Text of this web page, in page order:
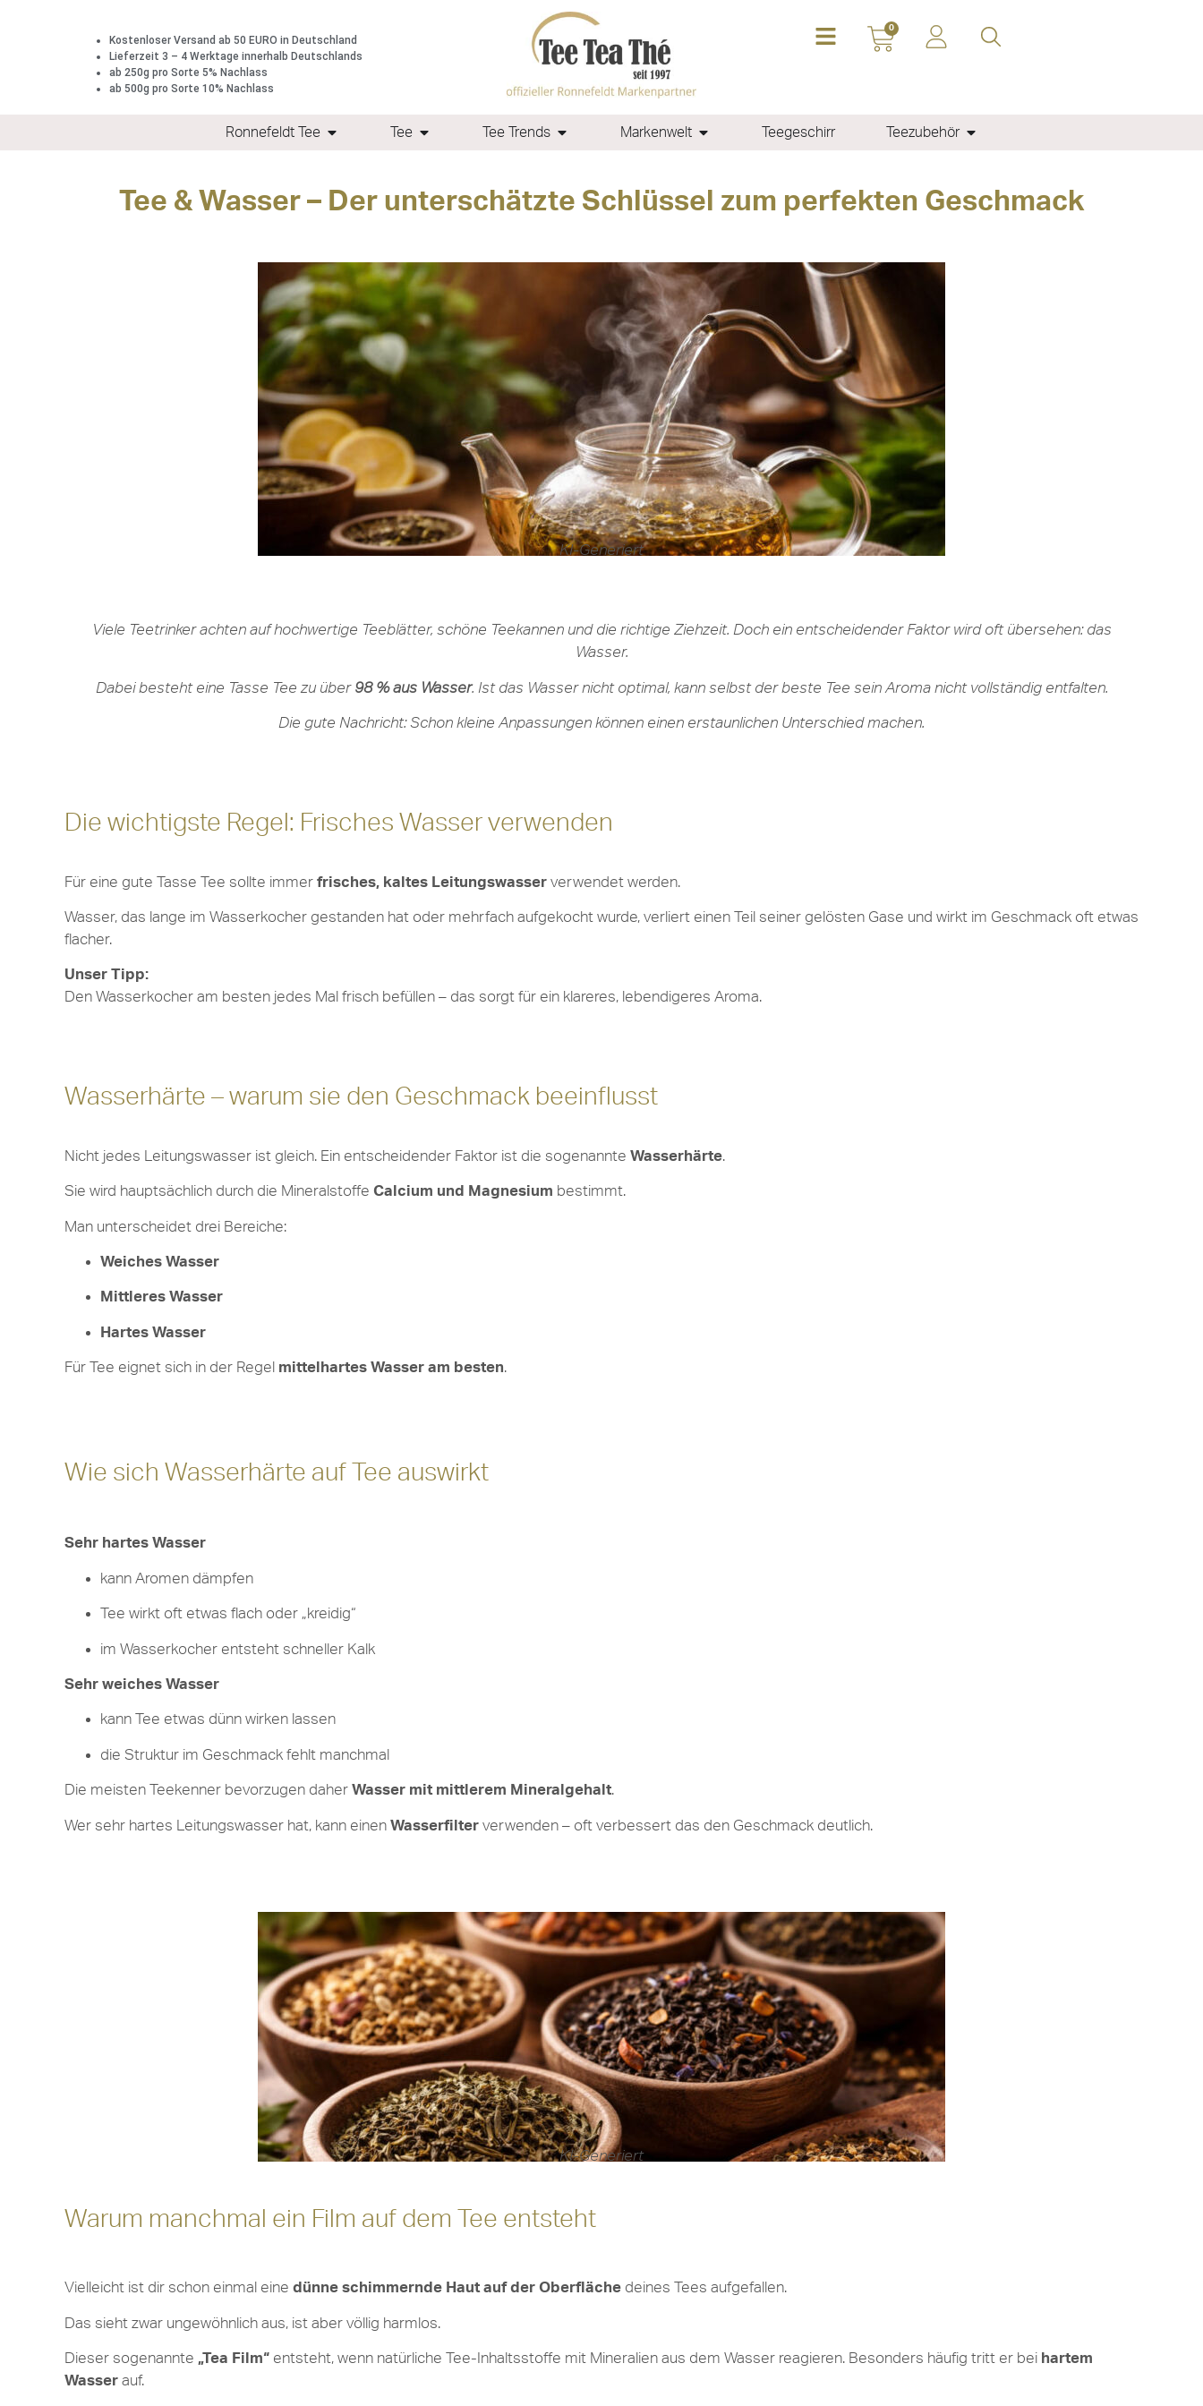
Kostenloser Versand ab 50 EURO in Deutschland
Lieferzeit 3 – 4 Werktage innerhalb Deutschlands
ab 250g pro Sorte 5% Nachlass
ab 500g pro Sorte 10% Nachlass
0
Ronnefeldt Tee Tee Tee Trends Markenwelt Teegeschirr Teezubehör
Tee & Wasser – Der unterschätzte Schlüssel zum perfekten Geschmack
KI-Generiert
Viele Teetrinker achten auf hochwertige Teeblätter, schöne Teekannen und die richtige Ziehzeit. Doch ein entscheidender Faktor wird oft übersehen: das
Wasser.
Dabei besteht eine Tasse Tee zu über 98 % aus Wasser. Ist das Wasser nicht optimal, kann selbst der beste Tee sein Aroma nicht vollständig entfalten.
Die gute Nachricht: Schon kleine Anpassungen können einen erstaunlichen Unterschied machen.
Die wichtigste Regel: Frisches Wasser verwenden
Für eine gute Tasse Tee sollte immer frisches, kaltes Leitungswasser verwendet werden.
Wasser, das lange im Wasserkocher gestanden hat oder mehrfach aufgekocht wurde, verliert einen Teil seiner gelösten Gase und wirkt im Geschmack oft etwas
flacher.
Unser Tipp:
Den Wasserkocher am besten jedes Mal frisch befüllen – das sorgt für ein klareres, lebendigeres Aroma.
Wasserhärte – warum sie den Geschmack beeinflusst
Nicht jedes Leitungswasser ist gleich. Ein entscheidender Faktor ist die sogenannte Wasserhärte.
Sie wird hauptsächlich durch die Mineralstoffe Calcium und Magnesium bestimmt.
Man unterscheidet drei Bereiche:
Weiches Wasser
Mittleres Wasser
Hartes Wasser
Für Tee eignet sich in der Regel mittelhartes Wasser am besten.
Wie sich Wasserhärte auf Tee auswirkt
Sehr hartes Wasser
kann Aromen dämpfen
Tee wirkt oft etwas flach oder „kreidig“
im Wasserkocher entsteht schneller Kalk
Sehr weiches Wasser
kann Tee etwas dünn wirken lassen
die Struktur im Geschmack fehlt manchmal
Die meisten Teekenner bevorzugen daher Wasser mit mittlerem Mineralgehalt.
Wer sehr hartes Leitungswasser hat, kann einen Wasserfilter verwenden – oft verbessert das den Geschmack deutlich.
KI-Generiert
Warum manchmal ein Film auf dem Tee entsteht
Vielleicht ist dir schon einmal eine dünne schimmernde Haut auf der Oberfläche deines Tees aufgefallen.
Das sieht zwar ungewöhnlich aus, ist aber völlig harmlos.
Dieser sogenannte „Tea Film“ entsteht, wenn natürliche Tee-Inhaltsstoffe mit Mineralien aus dem Wasser reagieren. Besonders häufig tritt er bei hartem
Wasser auf.